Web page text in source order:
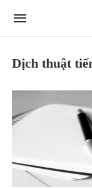
Dịch thuật